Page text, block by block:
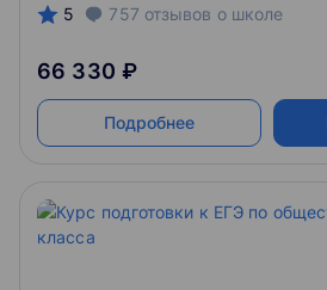
5 757 отзывов о школе
66 330 ₽
Подробнее